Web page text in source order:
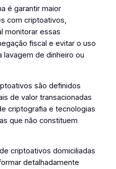
é garantir maior
com criptoativos,
monitorar essas
fiscal e evitar o uso
de dinheiro ou
são definidos
de valor transacionadas
criptografia e tecnologias
que não constituem
criptoativos domiciliadas
detalhadamente